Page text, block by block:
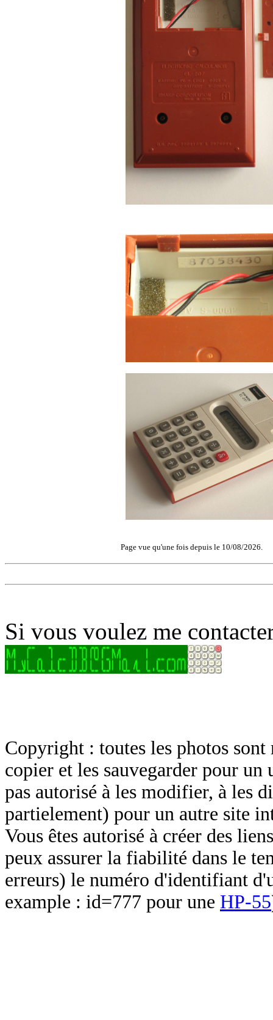
Page vue qu'une fois depuis le 10/08/2026.
Si vous voulez me
Copyright : toutes les photos sont
copier et les sauvegarder pour un
pas autorisé à les modifier, à les
partielement) pour un autre site
Vous êtes autorisé à créer des
peux assurer la fiabilité dans le
erreurs) le numéro d'identifiant
example : id=777 pour une HP-55